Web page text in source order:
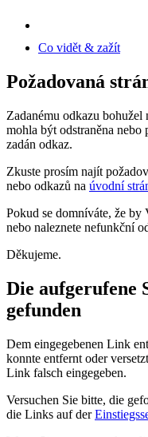
Co vidět & zažít
Požadovaná
Zadanému odkazu bohužel
mohla být odstraněna nebo
zadán odkaz.
Zkuste prosím najít
nebo odkazů na úvodní
Pokud se domníváte, že by
nebo naleznete nefunkční
Děkujeme.
Die aufgerufene
gefunden
Dem eingegebenen Link
konnte entfernt oder
Link falsch eingegeben.
Versuchen Sie bitte, die
die Links auf der